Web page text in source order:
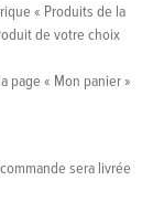
« Produits de la
de votre choix
page « Mon panier »
sera livrée